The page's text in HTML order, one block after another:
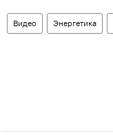
Видео Энергетика